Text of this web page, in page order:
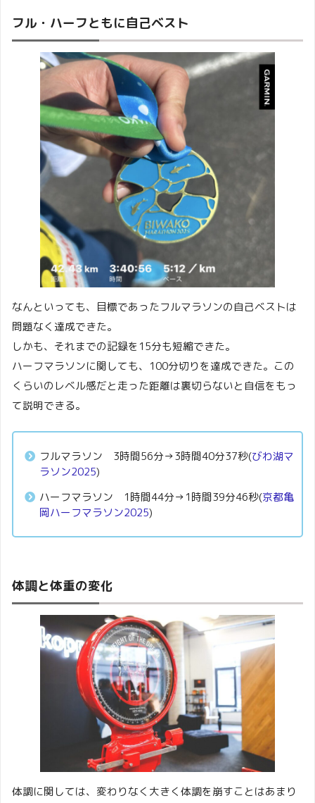
フル・ハーフともに自己ベスト
なんといっても、目標であったフルマラソンの自己ベストは
問題なく達成できた。
しかも、それまでの記録を15分も短縮できた。
ハーフマラソンに関しても、100分切りを達成できた。この
くらいのレベル感だと走った距離は裏切らないと自信をもっ
て説明できる。
フルマラソン 3時間56分→3時間40分37秒(びわ湖マ
ラソン2025)
ハーフマラソン 1時間44分→1時間39分46秒(京都亀
岡ハーフマラソン2025)
体調と体重の変化
体調に関しては、変わりなく大きく体調を崩すことはあまり